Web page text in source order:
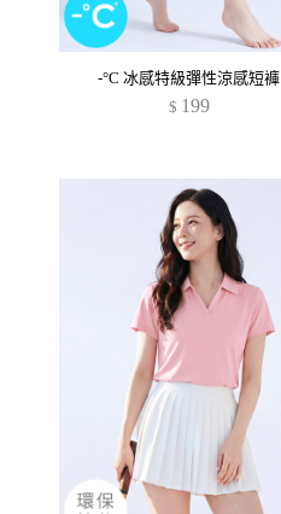
-°C 冰感特級彈性涼感短褲
$ 199